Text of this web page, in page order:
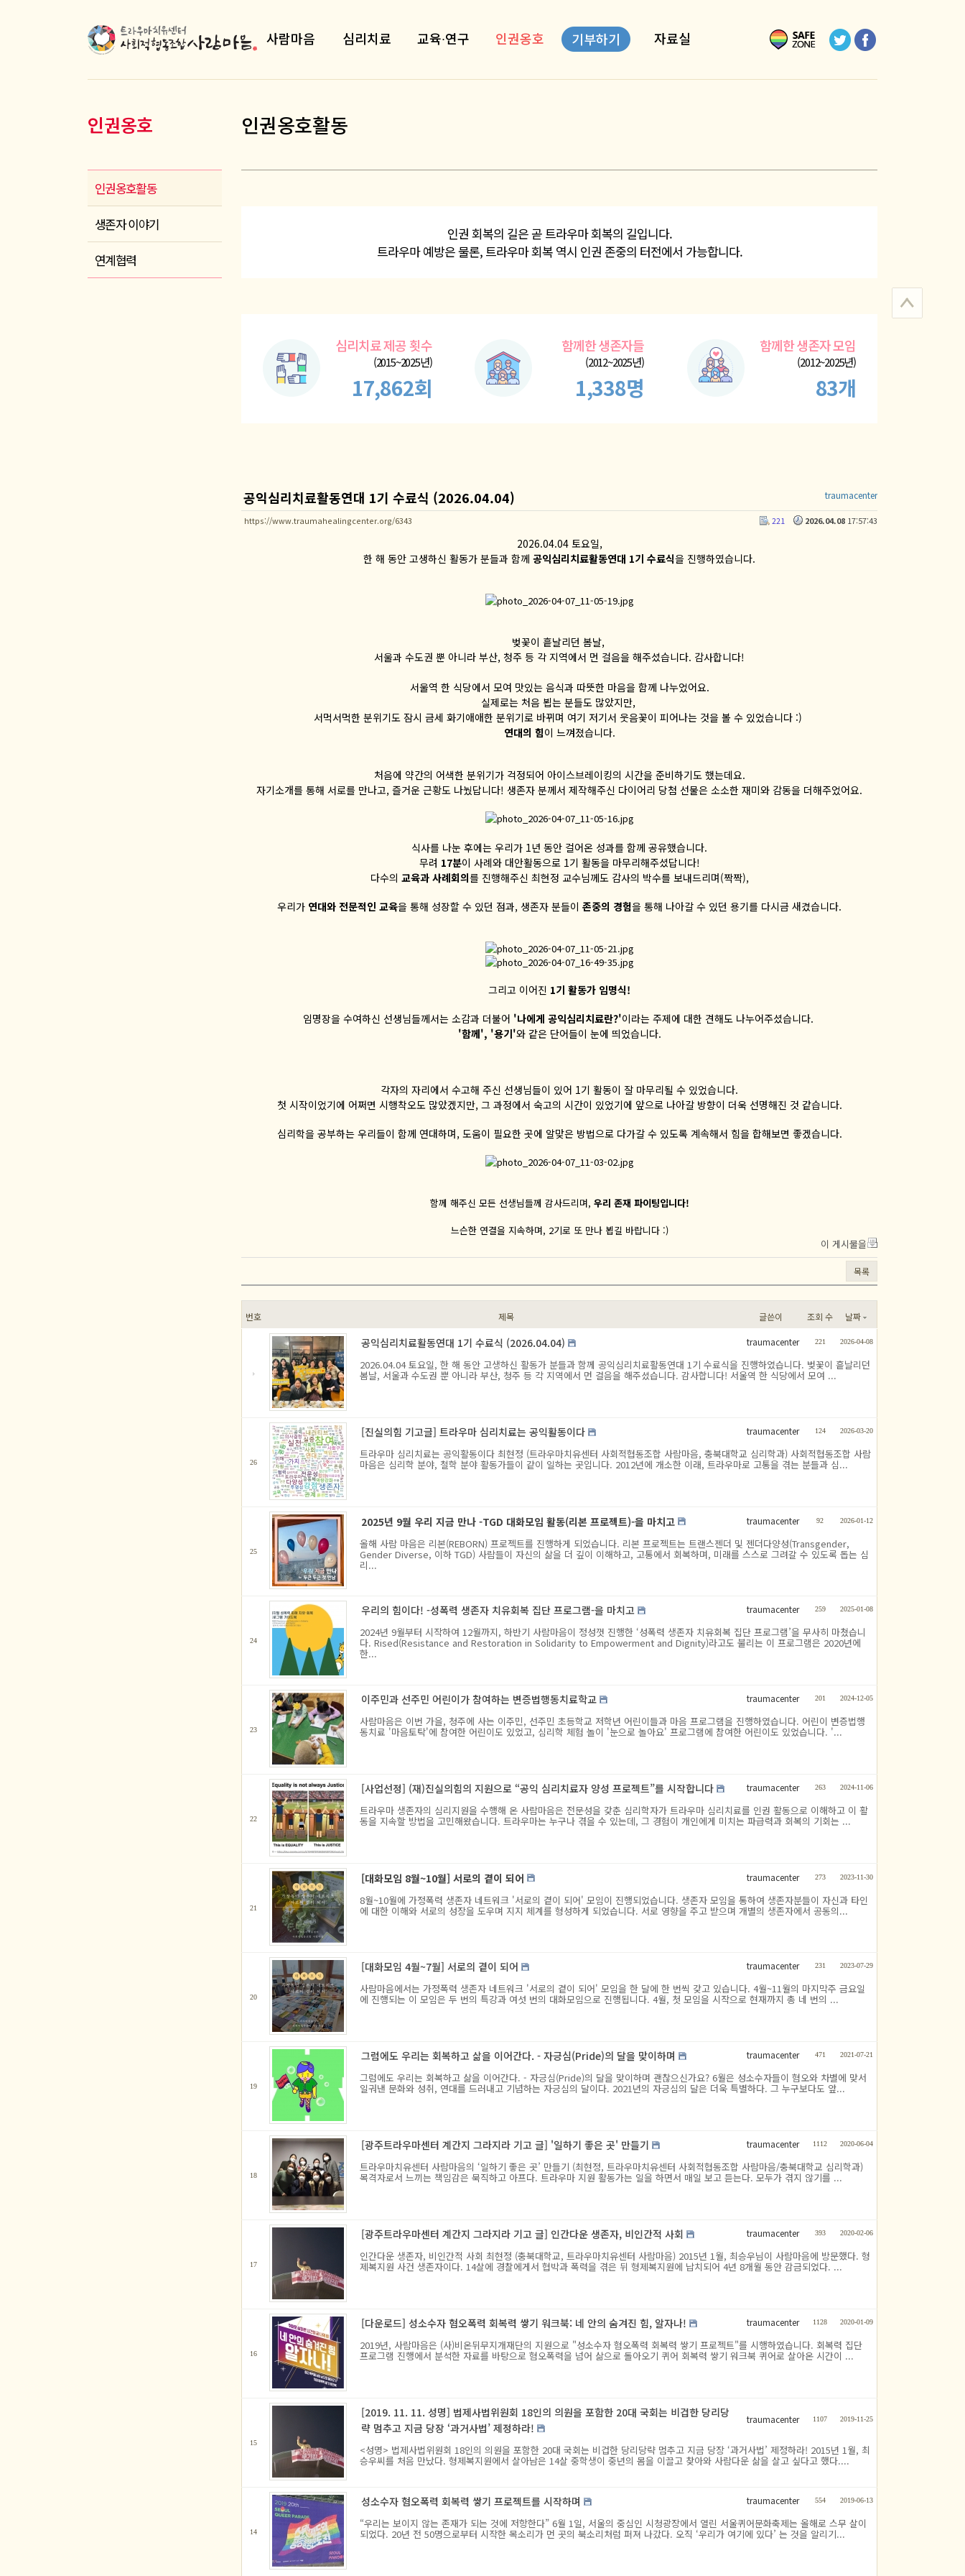
사람마음 심리치료 교육∙연구 인권옹호 기부하기 자료실
인권옹호
인권옹호활동
생존자 이야기
연계협력
인권옹호활동
인권 회복의 길은 곧 트라우마 회복의 길입니다.
트라우마 예방은 물론, 트라우마 회복 역시 인권 존중의 터전에서 가능합니다.
심리치료 제공 횟수
(2015~2025년)
17,862회
함께한 생존자들
(2012~2025년)
1,338명
함께한 생존자 모임
(2012~2025년)
83개
공익심리치료활동연대 1기 수료식 (2026.04.04) traumacenter
https://www.traumahealingcenter.org/6343 2026.04.08 17:57:43
221
2026.04.04 토요일,
한 해 동안 고생하신 활동가 분들과 함께 공익심리치료활동연대 1기 수료식을 진행하였습니다.
벚꽃이 흩날리던 봄날,
서울과 수도권 뿐 아니라 부산, 청주 등 각 지역에서 먼 걸음을 해주셨습니다. 감사합니다!
서울역 한 식당에서 모여 맛있는 음식과 따뜻한 마음을 함께 나누었어요.
실제로는 처음 뵙는 분들도 많았지만,
서먹서먹한 분위기도 잠시 금세 화기애애한 분위기로 바뀌며 여기 저기서 웃음꽃이 피어나는 것을 볼 수 있었습니다 :)
연대의 힘이 느껴졌습니다.
처음에 약간의 어색한 분위기가 걱정되어 아이스브레이킹의 시간을 준비하기도 했는데요.
자기소개를 통해 서로를 만나고, 즐거운 근황도 나눴답니다! 생존자 분께서 제작해주신 다이어리 당첨 선물은 소소한 재미와 감동을 더해주었어요.
식사를 나눈 후에는 우리가 1년 동안 걸어온 성과를 함께 공유했습니다.
무려 17분이 사례와 대안활동으로 1기 활동을 마무리해주셨답니다!
다수의 교육과 사례회의를 진행해주신 최현정 교수님께도 감사의 박수를 보내드리며(짝짝),
우리가 연대와 전문적인 교육을 통해 성장할 수 있던 점과, 생존자 분들이 존중의 경험을 통해 나아갈 수 있던 용기를 다시금 새겼습니다.
그리고 이어진 1기 활동가 임명식!
임명장을 수여하신 선생님들께서는 소감과 더불어 '나에게 공익심리치료란?'이라는 주제에 대한 견해도 나누어주셨습니다.
'함께', '용기'와 같은 단어들이 눈에 띄었습니다.
각자의 자리에서 수고해 주신 선생님들이 있어 1기 활동이 잘 마무리될 수 있었습니다.
첫 시작이었기에 어쩌면 시행착오도 많았겠지만, 그 과정에서 숙고의 시간이 있었기에 앞으로 나아갈 방향이 더욱 선명해진 것 같습니다.
심리학을 공부하는 우리들이 함께 연대하며, 도움이 필요한 곳에 알맞은 방법으로 다가갈 수 있도록 계속해서 힘을 합해보면 좋겠습니다.
함께 해주신 모든 선생님들께 감사드리며, 우리 존재 파이팅입니다!
느슨한 연결을 지속하며, 2기로 또 만나 뵙길 바랍니다 :)
이 게시물을
목록
번호 제목 글쓴이 조회 수 날짜
공익심리치료활동연대 1기 수료식 (2026.04.04) traumacenter 221 2026-04-08
2026.04.04 토요일, 한 해 동안 고생하신 활동가 분들과 함께 공익심리치료활동연대 1기 수료식을 진행하였습니다. 벚꽃이 흩날리던
봄날, 서울과 수도권 뿐 아니라 부산, 청주 등 각 지역에서 먼 걸음을 해주셨습니다. 감사합니다! 서울역 한 식당에서 모여 ...
26
[진실의힘 기고글] 트라우마 심리치료는 공익활동이다 traumacenter 124 2026-03-20
트라우마 심리치료는 공익활동이다 최현정 (트라우마치유센터 사회적협동조합 사람마음, 충북대학교 심리학과) 사회적협동조합 사람
마음은 심리학 분야, 철학 분야 활동가들이 같이 일하는 곳입니다. 2012년에 개소한 이래, 트라우마로 고통을 겪는 분들과 심...
25
2025년 9월 우리 지금 만나 -TGD 대화모임 활동(리본 프로젝트)-을 마치고 traumacenter 92 2026-01-12
올해 사람 마음은 리본(REBORN) 프로젝트를 진행하게 되었습니다. 리본 프로젝트는 트랜스젠더 및 젠더다양성(Transgender,
Gender Diverse, 이하 TGD) 사람들이 자신의 삶을 더 깊이 이해하고, 고통에서 회복하며, 미래를 스스로 그려갈 수 있도록 돕는 심
리...
24
우리의 힘이다! -성폭력 생존자 치유회복 집단 프로그램-을 마치고 traumacenter 259 2025-01-08
2024년 9월부터 시작하여 12월까지, 하반기 사람마음이 정성껏 진행한 ‘성폭력 생존자 치유회복 집단 프로그램’을 무사히 마쳤습니
다. Rised(Resistance and Restoration in Solidarity to Empowerment and Dignity)라고도 불리는 이 프로그램은 2020년에
한...
23
이주민과 선주민 어린이가 참여하는 변증법행동치료학교 traumacenter 201 2024-12-05
사람마음은 이번 가을, 청주에 사는 이주민, 선주민 초등학교 저학년 어린이들과 마음 프로그램을 진행하였습니다. 어린이 변증법행
동치료 '마음토탁'에 참여한 어린이도 있었고, 심리학 체험 놀이 '눈으로 놀아요' 프로그램에 참여한 어린이도 있었습니다. '...
22
[사업선정] (재)진실의힘의 지원으로 “공익 심리치료자 양성 프로젝트”를 시작합니다 traumacenter 263 2024-11-06
트라우마 생존자의 심리지원을 수행해 온 사람마음은 전문성을 갖춘 심리학자가 트라우마 심리치료를 인권 활동으로 이해하고 이 활
동을 지속할 방법을 고민해왔습니다. 트라우마는 누구나 겪을 수 있는데, 그 경험이 개인에게 미치는 파급력과 회복의 기회는 ...
21
[대화모임 8월~10월] 서로의 곁이 되어 traumacenter 273 2023-11-30
8월~10월에 가정폭력 생존자 네트워크 '서로의 곁이 되어' 모임이 진행되었습니다. 생존자 모임을 통하여 생존자분들이 자신과 타인
에 대한 이해와 서로의 성장을 도우며 지지 체계를 형성하게 되었습니다. 서로 영향을 주고 받으며 개별의 생존자에서 공동의...
20
[대화모임 4월~7월] 서로의 곁이 되어 traumacenter 231 2023-07-29
사람마음에서는 가정폭력 생존자 네트워크 '서로의 곁이 되어' 모임을 한 달에 한 번씩 갖고 있습니다. 4월~11월의 마지막주 금요일
에 진행되는 이 모임은 두 번의 특강과 여섯 번의 대화모임으로 진행됩니다. 4월, 첫 모임을 시작으로 현재까지 총 네 번의 ...
19
그럼에도 우리는 회복하고 삶을 이어간다. - 자긍심(Pride)의 달을 맞이하며 traumacenter 471 2021-07-21
그럼에도 우리는 회복하고 삶을 이어간다. - 자긍심(Pride)의 달을 맞이하며 괜찮으신가요? 6월은 성소수자들이 혐오와 차별에 맞서
일궈낸 문화와 성취, 연대를 드러내고 기념하는 자긍심의 달이다. 2021년의 자긍심의 달은 더욱 특별하다. 그 누구보다도 앞...
18
[광주트라우마센터 계간지 그라지라 기고 글] '일하기 좋은 곳' 만들기 traumacenter 1112 2020-06-04
트라우마치유센터 사람마음의 ‘일하기 좋은 곳’ 만들기 (최현정, 트라우마치유센터 사회적협동조합 사람마음/충북대학교 심리학과)
목격자로서 느끼는 책임감은 묵직하고 아프다. 트라우마 지원 활동가는 일을 하면서 매일 보고 듣는다. 모두가 겪지 않기를 ...
17
[광주트라우마센터 계간지 그라지라 기고 글] 인간다운 생존자, 비인간적 사회 traumacenter 393 2020-02-06
인간다운 생존자, 비인간적 사회 최현정 (충북대학교, 트라우마치유센터 사람마음) 2015년 1월, 최승우님이 사람마음에 방문했다. 형
제복지원 사건 생존자이다. 14살에 경찰에게서 협박과 폭력을 겪은 뒤 형제복지원에 납치되어 4년 8개월 동안 감금되었다. ...
16
[다운로드] 성소수자 혐오폭력 회복력 쌓기 워크북: 네 안의 숨겨진 힘, 알자나! traumacenter 1128 2020-01-09
2019년, 사람마음은 (사)비온뒤무지개재단의 지원으로 "성소수자 혐오폭력 회복력 쌓기 프로젝트"를 시행하였습니다. 회복력 집단
프로그램 진행에서 분석한 자료를 바탕으로 혐오폭력을 넘어 삶으로 돌아오기 퀴어 회복력 쌓기 워크북 퀴어로 살아온 시간이 ...
15
[2019. 11. 11. 성명] 법제사법위원회 18인의 의원을 포함한 20대 국회는 비겁한 당리당
략 멈추고 지금 당장 ‘과거사법’ 제정하라!
traumacenter 1107 2019-11-25
<성명> 법제사법위원회 18인의 의원을 포함한 20대 국회는 비겁한 당리당략 멈추고 지금 당장 ‘과거사법’ 제정하라! 2015년 1월, 최
승우씨를 처음 만났다. 형제복지원에서 살아남은 14살 중학생이 중년의 몸을 이끌고 찾아와 사람다운 삶을 살고 싶다고 했다....
14
성소수자 혐오폭력 회복력 쌓기 프로젝트를 시작하며 traumacenter 554 2019-06-13
“우리는 보이지 않는 존재가 되는 것에 저항한다” 6월 1일, 서울의 중심인 시청광장에서 열린 서울퀴어문화축제는 올해로 스무 살이
되었다. 20년 전 50명으로부터 시작한 목소리가 먼 곳의 북소리처럼 퍼져 나갔다. 오직 ‘우리가 여기에 있다’ 는 것을 알리기...